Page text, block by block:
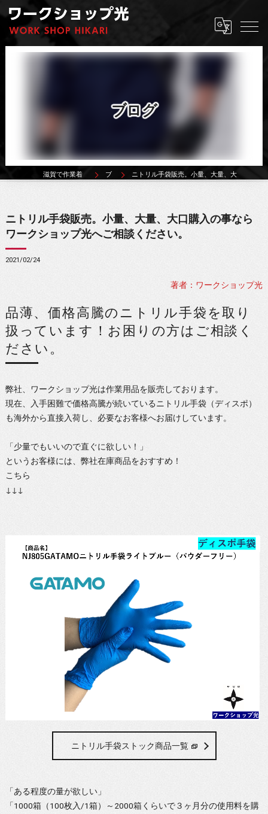
ブログ
ブログ ニトリル手袋販売。小量、大量、大口購入の事ならワークショップ光へご相談ください。
ニトリル手袋販売。小量、大量、大口購入の事なら
ワークショップ光へご相談ください。
2021/02/24
著者：ワークショップ光
品薄、価格高騰のニトリル手袋を取り
扱っています！お困りの方はご相談く
ださい。
弊社、ワークショップ光は作業用品を販売しております。
現在、入手困難で価格高騰が続いているニトリル手袋（ディスポ）
も海外から直接入荷し、必要なお客様へお届けしています。
「少量でもいいので直ぐに欲しい！」
というお客様には、弊社在庫商品をおすすめ！
こちら
↓↓↓
ニトリル手袋ストック商品一覧
「ある程度の量が欲しい」
「1000箱（100枚入/1箱）～2000箱くらいで３ヶ月分の使用料を購